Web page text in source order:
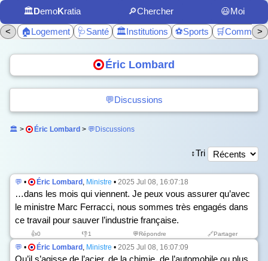
🏛️DemoKratia 🔎Chercher
😃Moi
<
🏠Logement 🩺Santé 🏛️Institutions ⚽Sports >
Éric Lombard
💬Discussions
🏛️ > Éric Lombard > 💬Discussions
↕️Tri
💬 • Éric Lombard , Ministre • 2025 Jul 08, 16:07:18
…dans les mois qui viennent. Je peux vous assurer qu’avec
le ministre Marc Ferracci, nous sommes très engagés dans
ce travail pour sauver l’industrie française.
👍0 👎1 💬Répondre 🔗Partager
💬 • Éric Lombard , Ministre • 2025 Jul 08, 16:07:09
Qu’il s’agisse de l’acier, de la chimie, de l’automobile ou plus